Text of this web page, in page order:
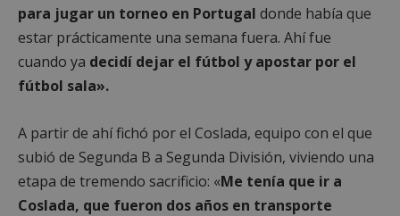
para jugar un torneo en Portugal donde había que
estar prácticamente una semana fuera. Ahí fue
cuando ya decidí dejar el fútbol y apostar por el
fútbol sala».
A partir de ahí fichó por el Coslada, equipo con el que
subió de Segunda B a Segunda División, viviendo una
etapa de tremendo sacrificio: «Me tenía que ir a
Coslada, que fueron dos años en transporte